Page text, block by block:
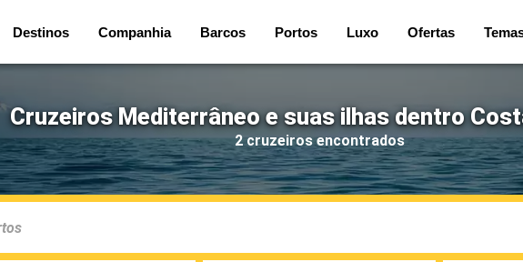
Destinos Companhia Barcos Portos Luxo Ofertas
Cruzeiros Mediterrâneo e suas ilhas dentro
2 cruzeiros encontrados